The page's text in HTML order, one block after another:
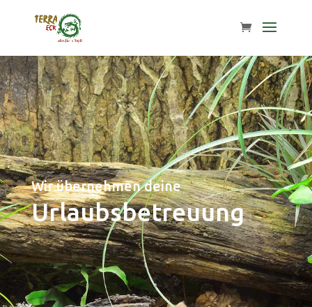
Wir übernehmen deine
Urlaubsbetreuung